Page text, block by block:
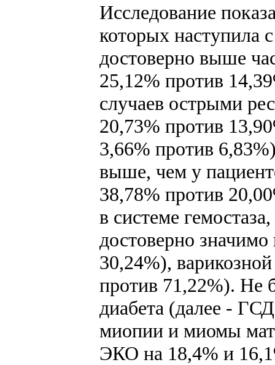
Исследование
которых наступила
достоверно выше
25,12% против
случаев острыми
20,73% против
3,66% против
выше, чем у
38,78% против
в системе
достоверно
30,24%),
против 71,22%). Не
диабета (далее -
миопии и миомы
ЭКО на 18,4% и